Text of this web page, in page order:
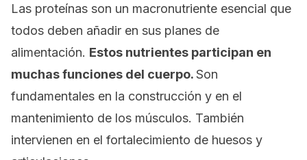
Las proteínas son un macronutriente esencial que
todos deben añadir en sus planes de
alimentación. Estos nutrientes participan en
muchas funciones del cuerpo.Son
fundamentales en la construcción y en el
mantenimiento de los músculos. También
intervienen en el fortalecimiento de huesos y